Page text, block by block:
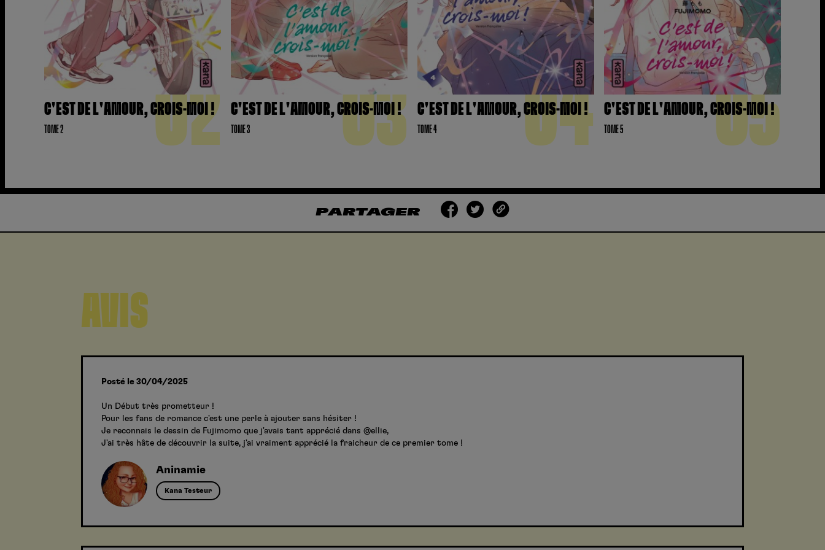
C'EST DE L'AMOUR, CROIS-MOI !
TOME 2 02 C'EST DE L'AMOUR, CROIS-MOI !
TOME 3 03 C'EST DE L'AMOUR, CROIS-MOI !
TOME 4 04 C'EST DE L'AMOUR, CROIS-MOI !
TOME 5 05
PARTAGER
AVIS
Posté le 30/04/2025
Un Début très prometteur !
Pour les fans de romance c'est une perle à ajouter sans hésiter !
Je reconnais le dessin de Fujimomo que j'avais tant apprécié dans @ellie,
J'ai très hâte de découvrir la suite, j'ai vraiment apprécié la fraicheur de ce premier tome !
Aninamie
Kana Testeur